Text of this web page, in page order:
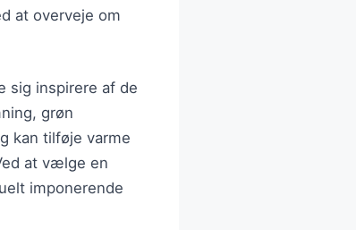
at overveje om
sig inspirere af de
grøn
kan tilføje varme
at vælge en
imponerende